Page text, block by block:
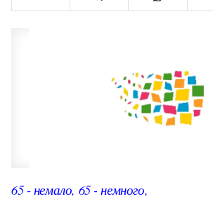
65 - немало, 65 - немного,